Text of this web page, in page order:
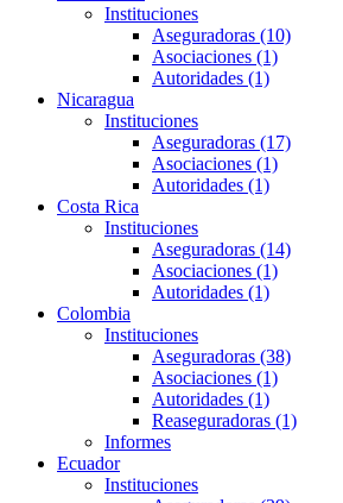
Instituciones
Aseguradoras (10)
Asociaciones (1)
Autoridades (1)
Nicaragua
Instituciones
Aseguradoras (17)
Asociaciones (1)
Autoridades (1)
Costa Rica
Instituciones
Aseguradoras (14)
Asociaciones (1)
Autoridades (1)
Colombia
Instituciones
Aseguradoras (38)
Asociaciones (1)
Autoridades (1)
Reaseguradoras (1)
Informes
Ecuador
Instituciones